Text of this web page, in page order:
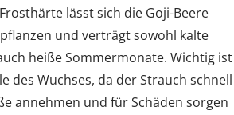
lässt sich die Goji-Beere
und verträgt sowohl kalte
heiße Sommermonate. Wichtig ist
des Wuchses, da der Strauch schnell
annehmen und für Schäden sorgen